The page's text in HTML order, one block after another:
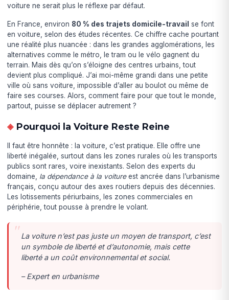
voiture ne serait plus le réflexe par défaut.
En France, environ 80 % des trajets domicile-travail se font
en voiture, selon des études récentes. Ce chiffre cache pourtant
une réalité plus nuancée : dans les grandes agglomérations, les
alternatives comme le métro, le tram ou le vélo gagnent du
terrain. Mais dès qu’on s’éloigne des centres urbains, tout
devient plus compliqué. J’ai moi-même grandi dans une petite
ville où sans voiture, impossible d’aller au boulot ou même de
faire ses courses. Alors, comment faire pour que tout le monde,
partout, puisse se déplacer autrement ?
Pourquoi la Voiture Reste Reine
Il faut être honnête : la voiture, c’est pratique. Elle offre une
liberté inégalée, surtout dans les zones rurales où les transports
publics sont rares, voire inexistants. Selon des experts du
domaine, la dépendance à la voitureest ancrée dans l’urbanisme
français, conçu autour des axes routiers depuis des décennies.
Les lotissements périurbains, les zones commerciales en
périphérie, tout pousse à prendre le volant.
La voiture n’est pas juste un moyen de transport, c’est
un symbole de liberté et d’autonomie, mais cette
liberté a un coût environnemental et social.
– Expert en urbanisme